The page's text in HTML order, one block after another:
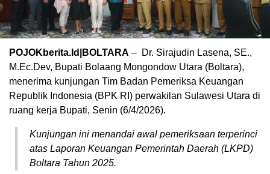
POJOKberita.Id|BOLTARA – Dr. Sirajudin Lasena, SE.,
M.Ec.Dev, Bupati Bolaang Mongondow Utara (Boltara),
menerima kunjungan Tim Badan Pemeriksa Keuangan
Republik Indonesia (BPK RI) perwakilan Sulawesi Utara di
ruang kerja Bupati, Senin (6/4/2026).
Kunjungan ini menandai awal pemeriksaan terperinci
atas Laporan Keuangan Pemerintah Daerah (LKPD)
Boltara Tahun 2025.